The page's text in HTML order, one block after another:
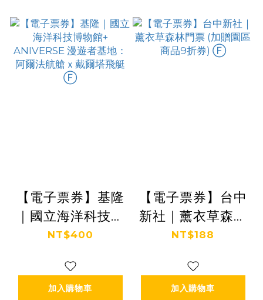
【電子票券】基隆
｜國立海洋科技博
物館+ ANIVERSE
法航艙ｘ戴爾塔飛
艇 Ⓕ
NT$400
加入購物車
【電子票券】台中
新社｜薰衣草森林
門票 (加贈園區商
NT$188
加入購物車